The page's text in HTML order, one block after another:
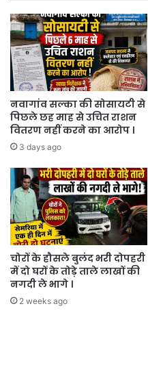
नवागांव सल्का की सोसायटी से
पिछले छह माह से उचित राशन
वितरण नहीं करने का आरोप ।
3 days ago
चोरों के हौसले बुलंद भरी दोपहरी
में दो घरों के तोड़े ताले लाखों की
नगदी ले भागे ।
2 weeks ago